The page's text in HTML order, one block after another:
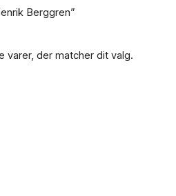
Berggren”
varer, der matcher dit valg.